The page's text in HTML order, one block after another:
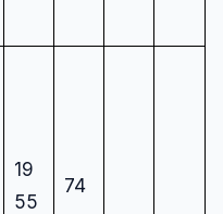
19
55
74